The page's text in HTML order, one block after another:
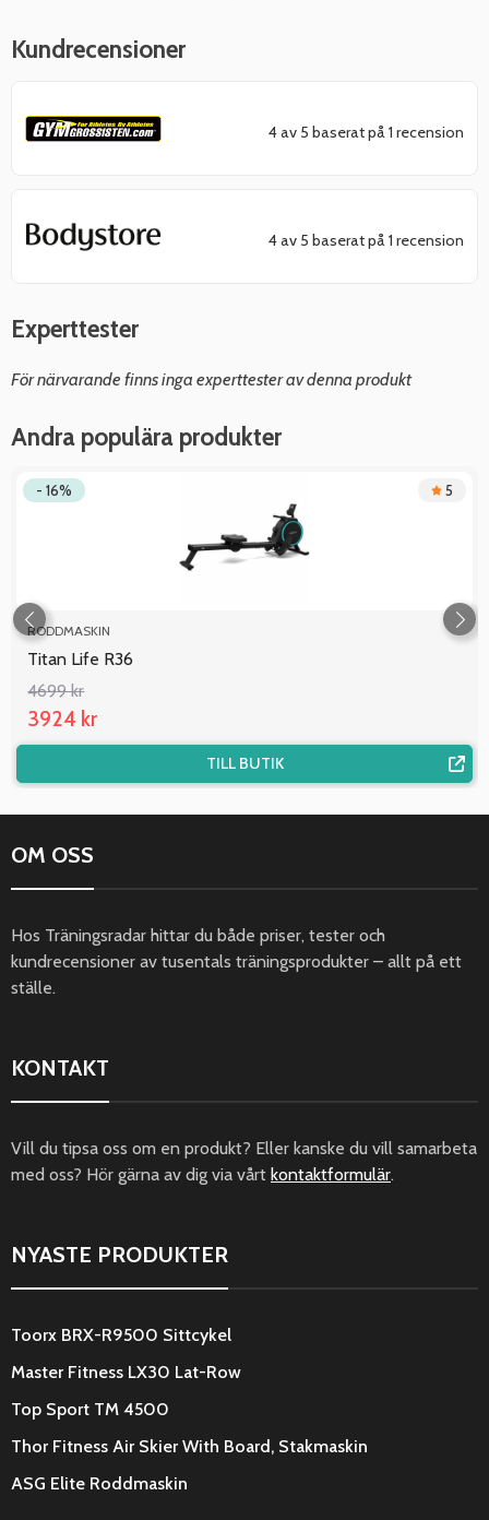
Kundrecensioner
4 av 5 baserat på 1 recension
4 av 5 baserat på 1 recension
Experttester
För närvarande finns inga experttester av denna produkt
Andra populära produkter
- 16% 5
RODDMASKIN
Titan Life R36
4699 kr
3924 kr
TILL BUTIK
OM OSS
Hos Träningsradar hittar du både priser, tester och
kundrecensioner av tusentals träningsprodukter – allt på ett
ställe.
KONTAKT
Vill du tipsa oss om en produkt? Eller kanske du vill samarbeta
med oss? Hör gärna av dig via vårt kontaktformulär.
NYASTE PRODUKTER
Toorx BRX-R9500 Sittcykel
Master Fitness LX30 Lat-Row
Top Sport TM 4500
Thor Fitness Air Skier With Board, Stakmaskin
ASG Elite Roddmaskin